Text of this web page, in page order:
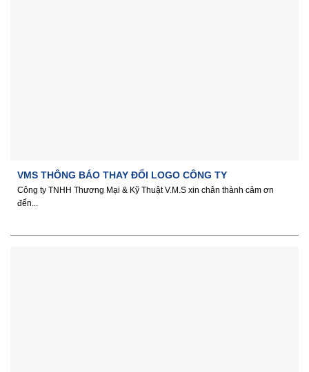
VMS THÔNG BÁO THAY ĐỔI LOGO CÔNG TY
Công ty TNHH Thương Mại & Kỹ Thuật V.M.S xin chân thành cảm ơn
đến...